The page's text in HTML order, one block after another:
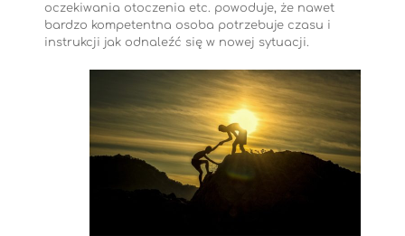
oczekiwania otoczenia etc. powoduje, że nawet
bardzo kompetentna osoba potrzebuje czasu i
instrukcji jak odnaleźć się w nowej sytuacji.